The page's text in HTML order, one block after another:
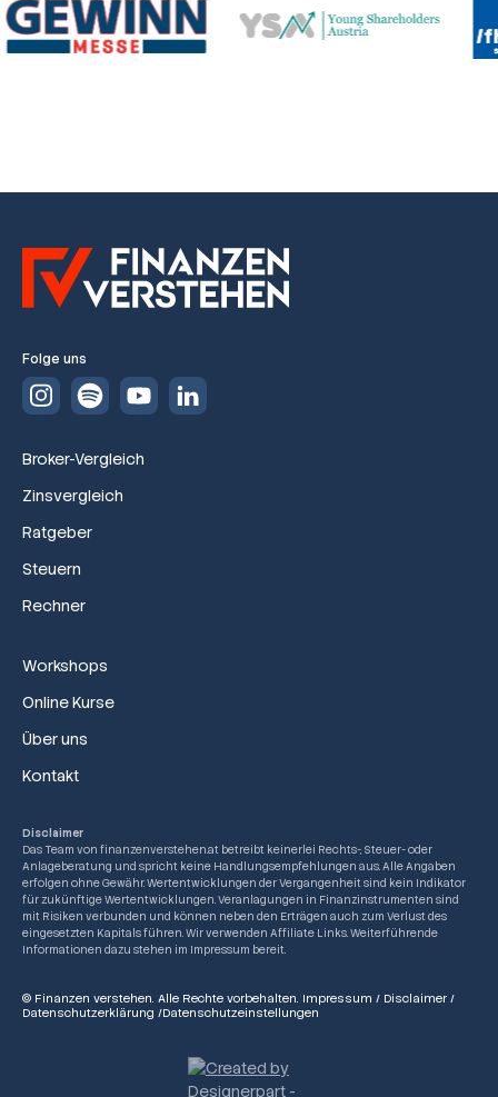
Folge uns
Broker-Vergleich
Zinsvergleich
Ratgeber
Steuern
Rechner
Workshops
Online Kurse
Über uns
Kontakt
Disclaimer
Das Team von finanzenverstehen.at betreibt keinerlei Rechts-, Steuer- oder
Anlageberatung und spricht keine Handlungsempfehlungen aus. Alle Angaben
erfolgen ohne Gewähr. Wertentwicklungen der Vergangenheit sind kein Indikator
für zukünftige Wertentwicklungen. Veranlagungen in Finanzinstrumenten sind
mit Risiken verbunden und können neben den Erträgen auch zum Verlust des
eingesetzten Kapitals führen. Wir verwenden Affiliate Links. Weiterführende
Informationen dazu stehen im Impressum bereit.
© Finanzen verstehen. Alle Rechte vorbehalten. Impressum / Disclaimer /
Datenschutzerklärung /Datenschutzeinstellungen